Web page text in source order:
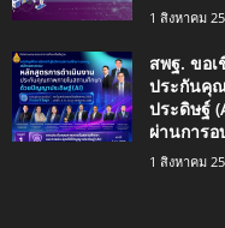
1 สิงหาคม
สพฐ. ขอ
ประกันคุ
ประดิษฐ์
ผ่านการอ
1 สิงหาคม